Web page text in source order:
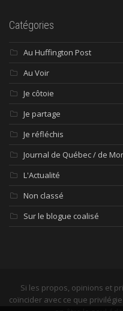
Catégories
Au Huffington Post
Au Voir
Je côtoie
Je partage
Je réfléchis
Journal de Québec / de
L'Actualité
Non classé
Sur le blogue coalisé
Si les propos, opinions et
coïncider avec ce que